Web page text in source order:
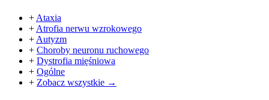
+ Ataxia
+ Atrofia nerwu wzrokowego
+ Autyzm
+ Choroby neuronu ruchowego
+ Dystrofia mięśniowa
+ Ogólne
+ Zobacz wszystkie →